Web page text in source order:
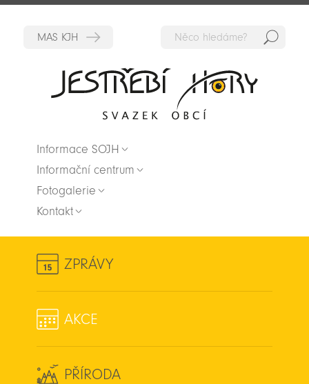
Informace SOJH
Informační centrum
Fotogalerie
Kontakt
ZPRÁVY
AKCE
PŘÍRODA